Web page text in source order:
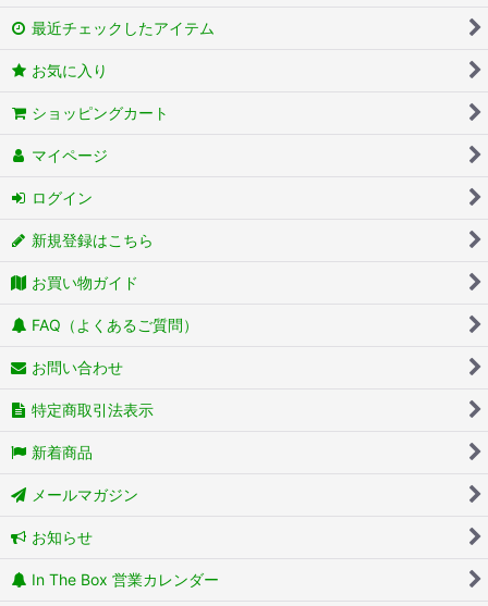
最近チェックしたアイテム
お気に入り
ショッピングカート
マイページ
ログイン
新規登録はこちら
お買い物ガイド
FAQ（よくあるご質問）
お問い合わせ
特定商取引法表示
新着商品
メールマガジン
お知らせ
In The Box 営業カレンダー